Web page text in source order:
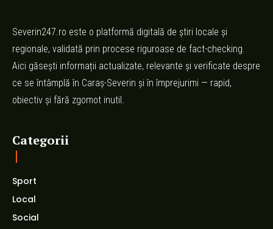
Severin247.ro este o platformă digitală de știri locale și
regionale, validată prin procese riguroase de fact-checking.
Aici găsești informații actualizate, relevante și verificate despre
ce se întâmplă în Caraș-Severin și în împrejurimi — rapid,
obiectiv și fără zgomot inutil.
Categorii
Sport
Local
Social